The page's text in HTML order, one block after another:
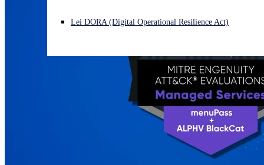
Lei DORA (Digital Operational Resilience Act)